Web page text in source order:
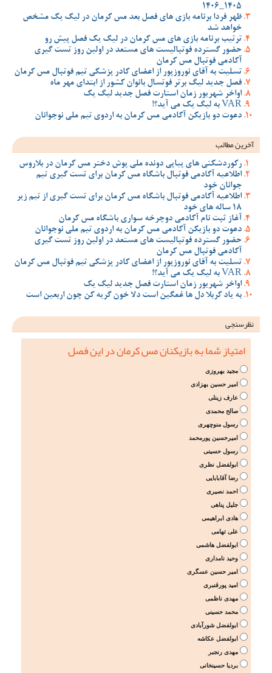
1405_1406
ظهر فردا برنامه بازی های فصل بعد مس کرمان در لیگ یک مشخص
خواهد شد
ترتیب برنامه بازی های مس کرمان در لیگ یک فصل پیش رو
حضور گسترده فوتبالیست های مستعد در اولین روز تست گیری
آکادمی فوتبال مس کرمان
تسلیت به آقای نوروزپور از اعضای کادر پزشکی تیم فوتبال مس کرمان
فصل جدید لیگ برتر فوتسال بانوان کشور از ابتدای مهر ماه
اواخر شهریور زمان استارت فصل جدید لیگ یک
VAR به لیگ یک می آید؟!
دعوت دو بازیکن آکادمی مس کرمان به اردوی تیم ملی نوجوانان
آخرین مطالب
رکوردشکنی های پیاپی دونده ملی پوش دختر مس کرمان در بلاروس
اطلاعیه آکادمی فوتبال باشگاه مس کرمان برای تست گیری تیم
جوانان خود
اطلاعیه آکادمی فوتبال باشگاه مس کرمان برای تست گیری از تیم زیر
18 ساله های خود
آغاز ثبت نام آکادمی دوچرخه سواری باشگاه مس کرمان
دعوت دو بازیکن آکادمی مس کرمان به اردوی تیم ملی نوجوانان
حضور گسترده فوتبالیست های مستعد در اولین روز تست گیری
آکادمی فوتبال مس کرمان
تسلیت به آقای نوروزپور از اعضای کادر پزشکی تیم فوتبال مس کرمان
VAR به لیگ یک می آید؟!
اواخر شهریور زمان استارت فصل جدید لیگ یک
به یاد کربلا دل ها غمگین است دلا خون گریه کن چون اربعین است
نظرسنجی
امتیاز شما به بازیکنان مس کرمان در این فصل
مجید بهروزی
امیر حسین بهزادی
عارف زینلی
صالح محمدی
رسول منوچهری
امیرحسین پورمحمد
رسول حسینی
ابولفضل نظری
رضا آقابابایی
احمد نصیری
جلیل پناهی
هادی ابراهیمی
علی تهامی
ابولفضل هاشمی
وحید نامداری
امیر حسین عسگری
امید پورقنبری
مهدی ناظمی
محمد حسینی
ابولفضل شورآبادی
ابولفضل عکاشه
مهدی رنجبر
بردیا حسینخانی